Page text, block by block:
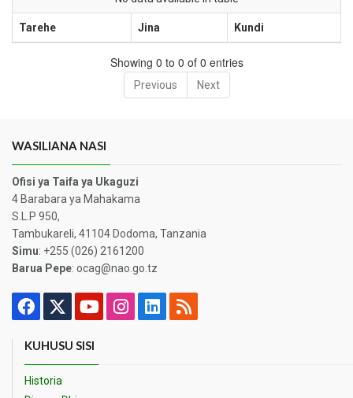
Tarehe Jina Kundi
Showing 0 to 0 of 0 entries
Previous Next
WASILIANA NASI
Ofisi ya Taifa ya Ukaguzi
4 Barabara ya Mahakama
S.L.P 950,
Tambukareli, 41104 Dodoma, Tanzania
Simu: +255 (026) 2161200
Barua Pepe: ocag@nao.go.tz
KUHUSU SISI
Historia